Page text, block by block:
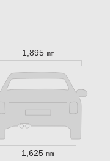
1,895 ㎜
1,625 ㎜